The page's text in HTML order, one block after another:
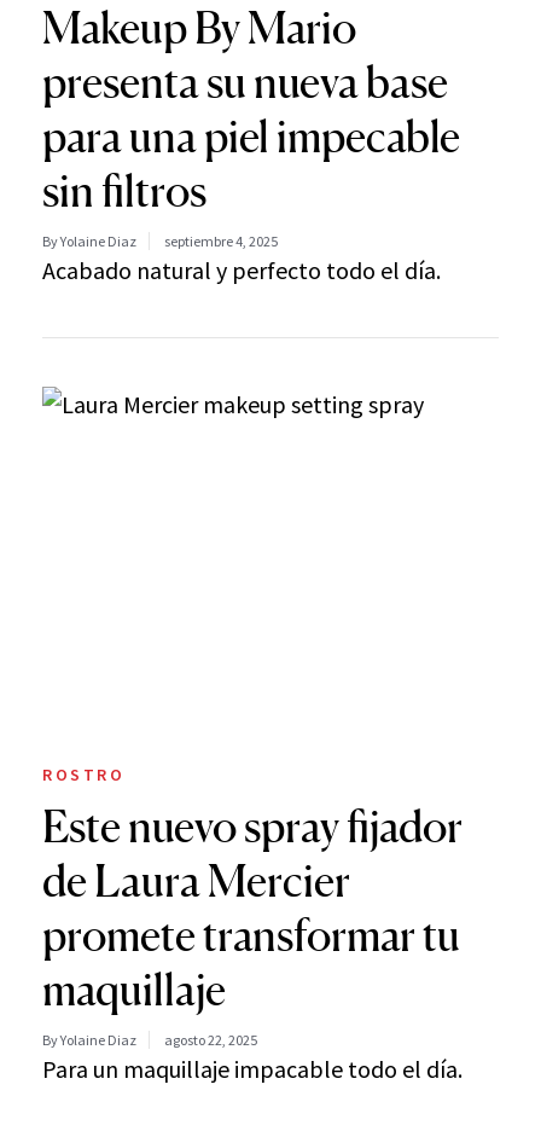
Makeup By Mario
presenta su nueva base
para una piel impecable
sin filtros
By Yolaine Diaz septiembre 4, 2025
Acabado natural y perfecto todo el día.
ROSTRO
Este nuevo spray fijador
de Laura Mercier
promete transformar tu
maquillaje
By Yolaine Diaz agosto 22, 2025
Para un maquillaje impacable todo el día.